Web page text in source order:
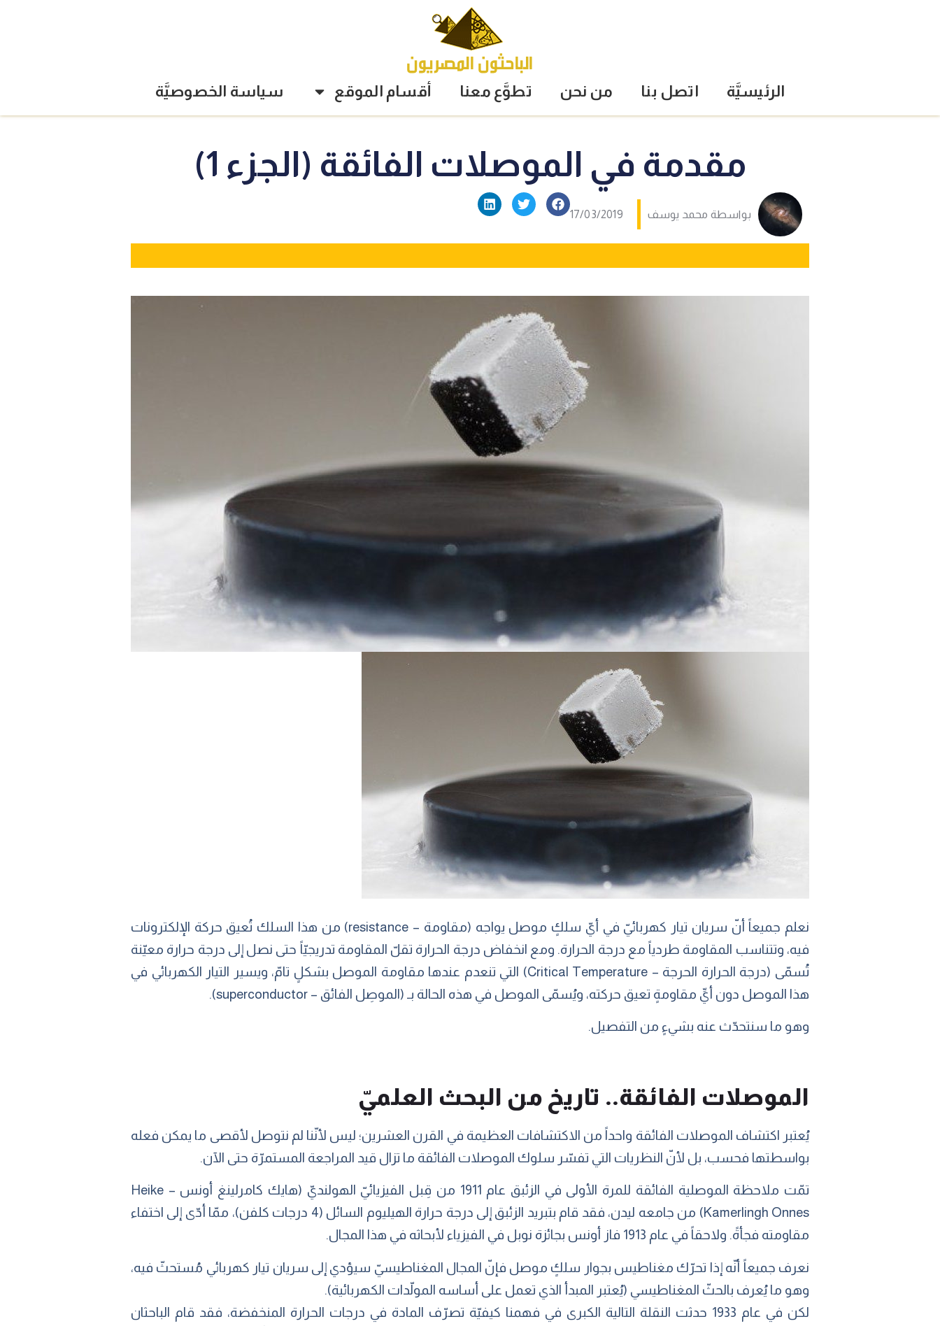
الرئيسيَّة اتصل بنا من نحن تطوَّع معنا أقسام الموقع سياسة الخصوصيَّة
مقدمة في الموصلات الفائقة (الجزء 1)
بواسطة محمد يوسف 17/03/2019
نعلم جميعاً أنّ سريان تيار كهربائيّ في أيّ سلكٍ موصل يواجه (مقاومة – resistance) من هذا السلك تُعيق حركة الإلكترونات
فيه، وتتناسب المقاومة طردياً مع درجة الحرارة. ومع انخفاض درجة الحرارة تقلّ المقاومة تدريجيّاً حتى نصل إلى درجة حرارة معيّنة
تُسمّى (درجة الحرارة الحرجة – Critical Temperature) التي تنعدم عندها مقاومة الموصل بشكلٍ تامّ، ويسير التيار الكهربائي في
هذا الموصل دون أيِّ مقاومةٍ تعيق حركته، ويُسمّى الموصل في هذه الحالة بـ (الموصِل الفائق – superconductor).
وهو ما سنتحدّث عنه بشيءٍ من التفصيل.
الموصلات الفائقة.. تاريخ من البحث العلميّ
يُعتبر اكتشاف الموصلات الفائقة واحداً من الاكتشافات العظيمة في القرن العشرين؛ ليس لأنّنا لم نتوصل لأقصى ما يمكن فعله
بواسطتها فحسب، بل لأنّ النظريات التي تفسّر سلوك الموصلات الفائقة ما تزال قيد المراجعة المستمرّة حتى الآن.
تمّت ملاحظة الموصلية الفائقة للمرة الأولى في الزئبق عام 1911 من قِبل الفيزيائيّ الهولنديّ (هايك كامرلينغ أونس – Heike
Kamerlingh Onnes) من جامعه ليدن، فقد قام بتبريد الزئبق إلى درجة حرارة الهيليوم السائل (4 درجات كلفن)، ممّا أدّى إلى اختفاء
مقاومته فجأةً. ولاحقاً في عام 1913 فاز أونس بجائزة نوبل في الفيزياء لأبحاثه في هذا المجال.
نعرف جميعاً أنّه إذا تحرّك مغناطيس بجوار سلكٍ موصل فإنّ المجال المغناطيسيّ سيؤدي إلى سريان تيار كهربائي مُستحثّ فيه،
وهو ما يُعرف بالحثّ المغناطيسي (يُعتبر المبدأ الذي تعمل على أساسه المولّدات الكهربائية).
لكن في عام 1933 حدثت النقلة التالية الكبرى في فهمنا كيفيّة تصرّف المادة في درجات الحرارة المنخفضة، فقد قام الباحثان